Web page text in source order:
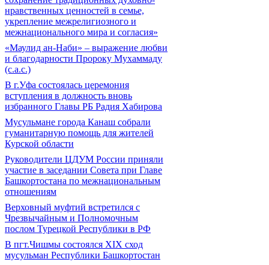
нравственных ценностей в семье,
укрепление межрелигиозного и
межнационального мира и согласия»
«Маулид ан-Наби» – выражение любви
и благодарности Пророку Мухаммаду
(с.а.с.)
В г.Уфа состоялась церемония
вступления в должность вновь
избранного Главы РБ Радия Хабирова
Мусульмане города Канаш собрали
гуманитарную помощь для жителей
Курской области
Руководители ЦДУМ России приняли
участие в заседании Совета при Главе
Башкортостана по межнациональным
отношениям
Верховный муфтий встретился с
Чрезвычайным и Полномочным
послом Турецкой Республики в РФ
В пгт.Чишмы состоялся XIX сход
мусульман Республики Башкортостан